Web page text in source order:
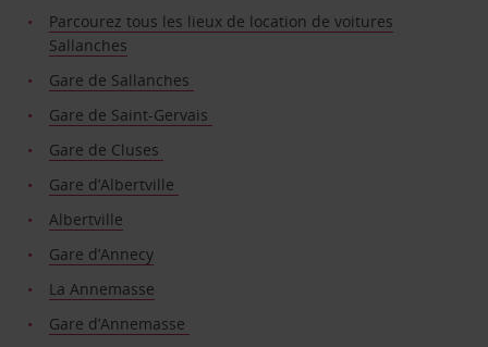
Parcourez tous les lieux de location de voitures
Sallanches
Gare de Sallanches
Gare de Saint-Gervais
Gare de Cluses
Gare d’Albertville
Albertville
Gare d’Annecy
La Annemasse
Gare d’Annemasse